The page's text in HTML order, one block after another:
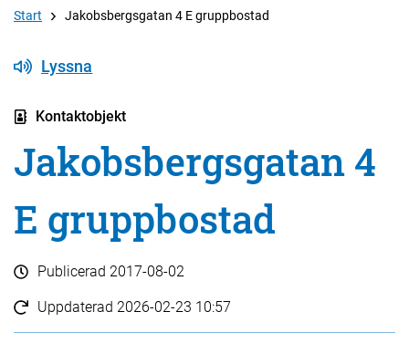
Start Jakobsbergsgatan 4 E gruppbostad
Lyssna
Kontaktobjekt
Jakobsbergsgatan 4
E gruppbostad
Publicerad 2017-08-02
Uppdaterad 2026-02-23 10:57